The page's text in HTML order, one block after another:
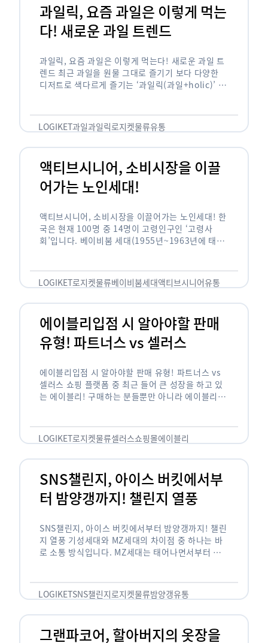
과일릭, 요즘 과일은 이렇게 먹는
다! 새로운 과일 트렌드
과일릭, 요즘 과일은 이렇게 먹는다! 새로운 과일 트
렌드 최근 과일을 원물 그대로 즐기기 보다 다양한
디저트로 색다르게 즐기는 ‘과일릭(과일+holic)’ 트
…
LOGIKET과일과일릭로지켓물류유통
액티브시니어, 소비시장을 이끌
어가는 노인세대!
액티브시니어, 소비시장을 이끌어가는 노인세대! 한
국은 현재 100명 중 14명이 고령인구인 ‘고령사
회’입니다. 베이비붐 세대(1955년~1963년에 태어
오고 있습니다. 하지만 사회가 늙어가는 …
LOGIKET로지켓물류베이비붐세대액티브시니어유통
에이블리입점 시 알아야할 판매
유형! 파트너스 vs 셀러스
에이블리입점 시 알아야할 판매 유형! 파트너스 vs
셀러스 쇼핑 플랫폼 중 최근 들어 큰 성장을 하고 있
는 에이블리! 구매하는 분들뿐만 아니라 에이블리에
LOGIKET로지켓물류셀러스쇼핑몰에이블리
SNS챌린지, 아이스 버킷에서부
터 밤양갱까지! 챌린지 열풍
SNS챌린지, 아이스 버킷에서부터 밤양갱까지! 챌린
지 열풍 기성세대와 MZ세대의 차이점 중 하나는 바
로 소통 방식입니다. MZ세대는 태어나면서부터 디
도 능숙한 …
LOGIKETSNS챌린지로지켓물류밤양갱유통
그랜파코어, 할아버지의 옷장을